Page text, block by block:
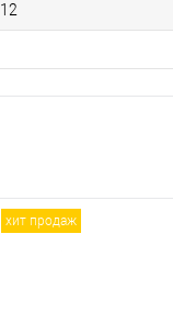
12
хит продаж